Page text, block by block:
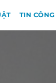
TIN